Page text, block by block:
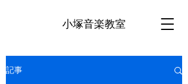
小塚音楽教室
記事